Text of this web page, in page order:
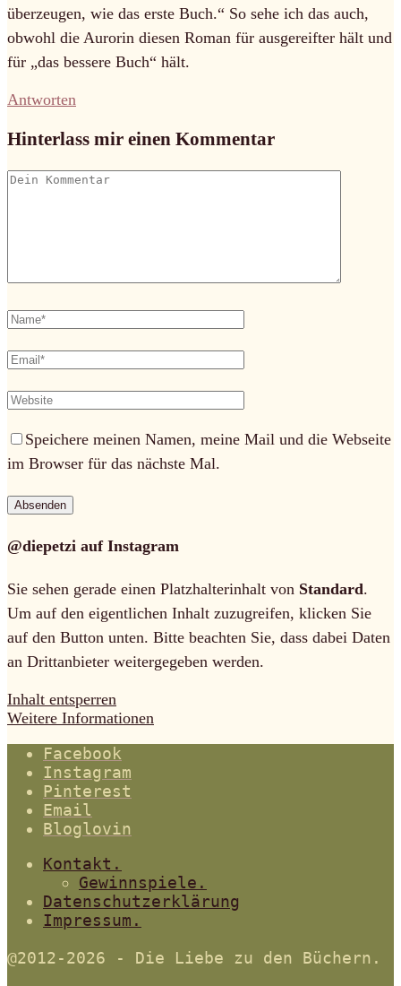
überzeugen, wie das erste Buch.“ So sehe ich das auch,
obwohl die Aurorin diesen Roman für ausgereifter hält und
für „das bessere Buch“ hält.
Antworten
Hinterlass mir einen Kommentar
Speichere meinen Namen, meine Mail und die Webseite
im Browser für das nächste Mal.
@diepetzi auf Instagram
Sie sehen gerade einen Platzhalterinhalt von Standard.
Um auf den eigentlichen Inhalt zuzugreifen, klicken Sie
auf den Button unten. Bitte beachten Sie, dass dabei Daten
an Drittanbieter weitergegeben werden.
Inhalt entsperren
Weitere Informationen
Facebook
Instagram
Pinterest
Email
Bloglovin
Kontakt.
Gewinnspiele.
Datenschutzerklärung
Impressum.
@2012-2026 - Die Liebe zu den Büchern.